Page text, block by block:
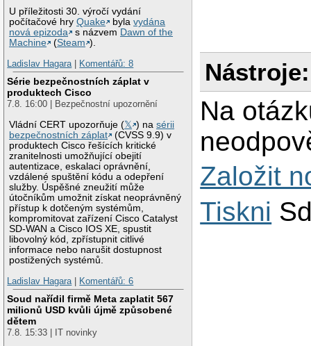
U příležitosti 30. výročí vydání
počítačové hryQuake bylavydána
nová epizoda
s názvem Dawn of the
Machine
(Steam ).
Ladislav Hagara | Komentářů: 8
Série bezpečnostních záplat v
produktech Cisco
7.8. 16:00 | Bezpečnostní upozornění
Vládní CERT upozorňuje (𝕏 ) nasérii
bezpečnostních záplat
(CVSS 9.9) v
produktech Cisco řešících kritické
zranitelnosti umožňující obejití
autentizace, eskalaci oprávnění,
vzdálené spuštění kódu a odepření
služby. Úspěšné zneužití může
útočníkům umožnit získat neoprávněný
přístup k dotčeným systémům,
kompromitovat zařízení Cisco Catalyst
SD-WAN a Cisco IOS XE, spustit
libovolný kód, zpřístupnit citlivé
informace nebo narušit dostupnost
postižených systémů.
Ladislav Hagara | Komentářů: 6
Soud nařídil firmě Meta zaplatit 567
milionů USD kvůli újmě způsobené
dětem
7.8. 15:33 | IT novinky
Nástroje:
Na
Založit
Tiskni